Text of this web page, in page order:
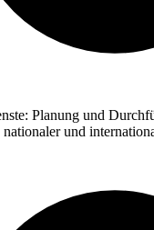
Planung und
und